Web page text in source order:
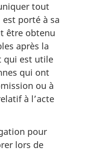
tout
porté à sa
être obtenu
après la
qui est utile
qui ont
ou à
à l’acte
pour
lors de